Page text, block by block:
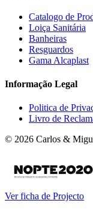
Catalogo de
Loiça Sanitária
Banheiras
Resguardos
Gama Alcaplast
Informação Legal
Politica de
Livro de
© 2026 Carlos &
Ver ficha de Projecto